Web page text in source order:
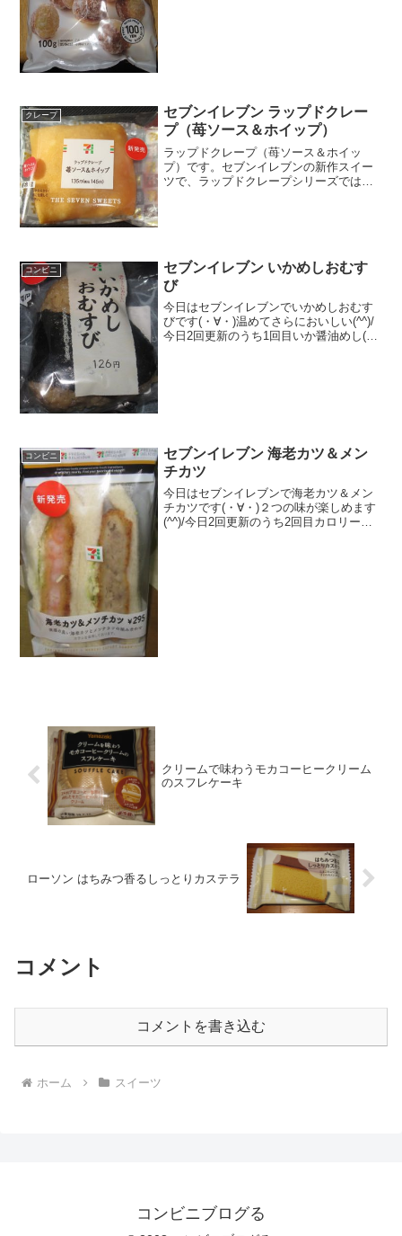
クレープ
セブンイレブン ラップドクレー
プ（苺ソース＆ホイップ）
ラップドクレープ（苺ソース＆ホイッ
プ）です。セブンイレブンの新作スイー
ツで、ラップドクレープシリーズではあ
コンビニ
セブンイレブン いかめしおむす
び
今日はセブンイレブンでいかめしおむす
びです(・∀・)温めてさらにおいしい(^^)/
今日2回更新のうち1回目いか醤油めし(^^)
コンビニ
セブンイレブン 海老カツ＆メン
チカツ
今日はセブンイレブンで海老カツ＆メン
チカツです(・∀・)２つの味が楽しめます
(^^)/今日2回更新のうち2回目カロリーは
クリームで味わうモカコーヒークリーム
のスフレケーキ
ローソン はちみつ香るしっとりカステラ
コメント
コメントを書き込む
ホーム スイーツ
コンビニブログる